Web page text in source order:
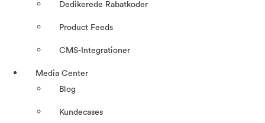
Dedikerede Rabatkoder
Product Feeds
CMS-Integrationer
Media Center
Blog
Kundecases